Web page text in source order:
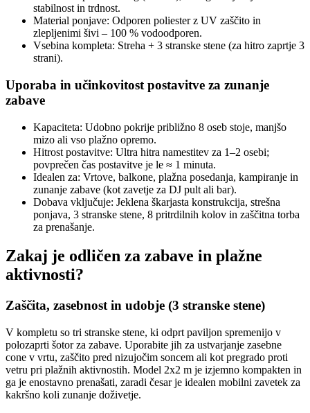
stabilnost in trdnost.
Material ponjave: Odporen poliester z UV zaščito in
zlepljenimi šivi – 100 % vodoodporen.
Vsebina kompleta: Streha + 3 stranske stene (za hitro zaprtje 3
strani).
Uporaba in učinkovitost postavitve za zunanje
zabave
Kapaciteta: Udobno pokrije približno 8 oseb stoje, manjšo
mizo ali vso plažno opremo.
Hitrost postavitve: Ultra hitra namestitev za 1–2 osebi;
povprečen čas postavitve je le ≈ 1 minuta.
Idealen za: Vrtove, balkone, plažna posedanja, kampiranje in
zunanje zabave (kot zavetje za DJ pult ali bar).
Dobava vključuje: Jeklena škarjasta konstrukcija, strešna
ponjava, 3 stranske stene, 8 pritrdilnih kolov in zaščitna torba
za prenašanje.
Zakaj je odličen za zabave in plažne
aktivnosti?
Zaščita, zasebnost in udobje (3 stranske stene)
V kompletu so tri stranske stene, ki odprt paviljon spremenijo v
polozaprti šotor za zabave. Uporabite jih za ustvarjanje zasebne
cone v vrtu, zaščito pred nizujočim soncem ali kot pregrado proti
vetru pri plažnih aktivnostih. Model 2x2 m je izjemno kompakten in
ga je enostavno prenašati, zaradi česar je idealen mobilni zavetek za
kakršno koli zunanje doživetje.